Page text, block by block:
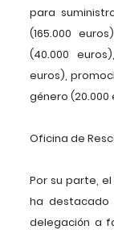
para
(165.000
(40.000
euros),
género (20.000
Oficina de
Por su parte,
ha
delegación a